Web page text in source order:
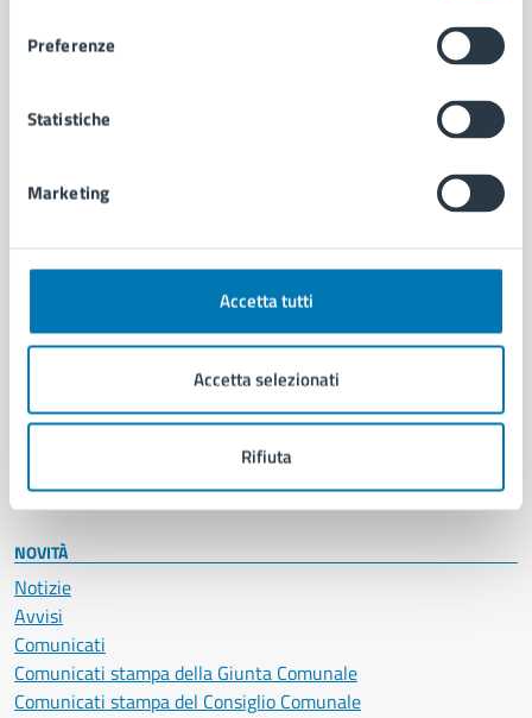
Preferenze
Statistiche
Marketing
Accetta tutti
Accetta selezionati
Rifiuta
Documenti e dati
Ambiente
Anagrafe e stato civile
Cultura e tempo libero
Educazione e formazione
Giustizia e sicurezza pubblica
Salute, benessere e assistenza
NOVITÀ
Notizie
Avvisi
Comunicati
Comunicati stampa della Giunta Comunale
Comunicati stampa del Consiglio Comunale